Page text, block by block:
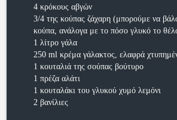
4 κρόκους αβγών
3/4 της κούπας ζάχαρη (μπορούμε να
κούπα, ανάλογα με το πόσο γλυκό το
1 λίτρο γάλα
250 ml κρέμα γάλακτος, ελαφρά
1 κουταλιά της σούπας βούτυρο
1 πρέζα αλάτι
1 κουταλάκι του γλυκού χυμό λεμόνι
2 βανίλιες